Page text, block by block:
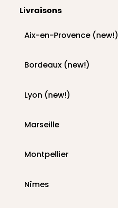
Livraisons
Aix-en-Provence (new!)
Bordeaux (new!)
Lyon (new!)
Marseille
Montpellier
Nîmes